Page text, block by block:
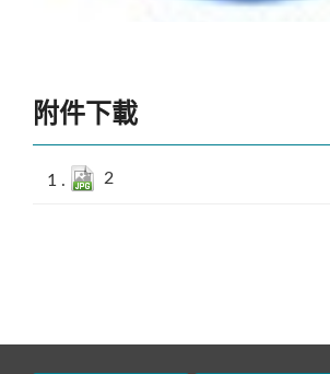
附件下載
2